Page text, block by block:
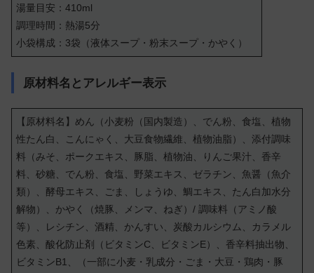
湯量目安：410ml
調理時間：熱湯5分
小袋構成：3袋（液体スープ・粉末スープ・かやく）
原材料名とアレルギー表示
【原材料名】 めん（小麦粉（国内製造）、でん粉、食塩、植物
性たん白、こんにゃく、大豆食物繊維、植物油脂）、添付調味
料（みそ、ポークエキス、豚脂、植物油、りんご果汁、香辛
料、砂糖、でん粉、食塩、野菜エキス、ゼラチン、魚醤（魚介
類）、酵母エキス、ごま、しょうゆ、鯛エキス、たん白加水分
解物）、かやく（焼豚、メンマ、ねぎ）/ 調味料（アミノ酸
等）、レシチン、酒精、かんすい、炭酸カルシウム、カラメル
色素、酸化防止剤（ビタミンC、ビタミンE）、香辛料抽出物、
ビタミンB1、（一部に小麦・乳成分・ごま・大豆・鶏肉・豚